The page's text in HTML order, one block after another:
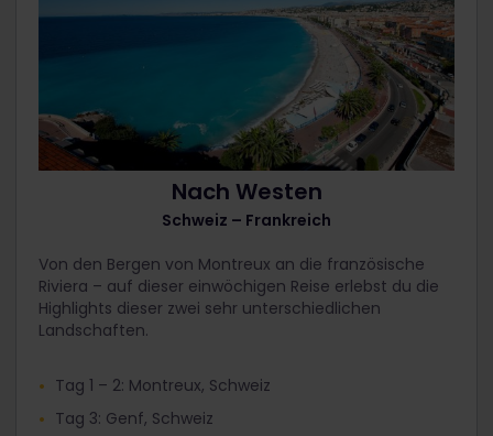
Nach Westen
Schweiz – Frankreich
Von den Bergen von Montreux an die französische
Riviera – auf dieser einwöchigen Reise erlebst du die
Highlights dieser zwei sehr unterschiedlichen
Landschaften.
Tag 1 – 2: Montreux, Schweiz
Tag 3: Genf, Schweiz